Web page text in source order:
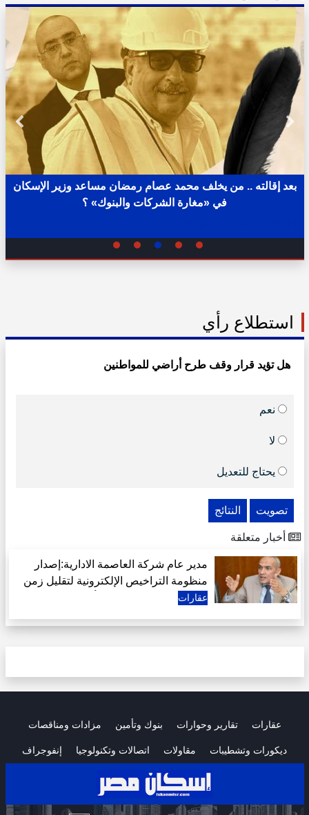
بعد إقالته .. من يخلف محمد عصام رمضان مساعد وزير الإسكان
في «مغارة الشركات والبنوك» ؟
استطلاع رأي
هل تؤيد قرار وقف طرح أراضي للمواطنين
نعم
لا
يحتاج للتعديل
تصويت النتائج
أخبار متعلقة
مدير عام شركة العاصمة الادارية:إصدار
منظومة التراخيص الإلكترونية لتقليل زمن
عقارات
عقارات تقارير وحوارات بنوك وتأمين مزادات ومناقصات
ديكورات وتشطيبات مقاولات اتصالات وتكنولوجيا إنفوجراف